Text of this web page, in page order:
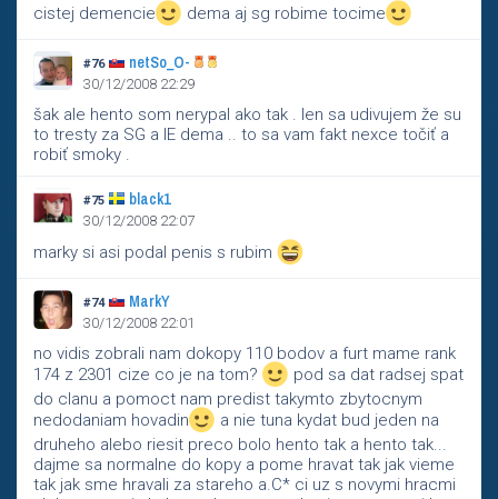
cistej demencie
dema aj sg robime tocime
#76 netSo_O-
30/12/2008 22:29
šak ale hento som nerypal ako tak . len sa udivujem že su
to tresty za SG a IE dema .. to sa vam fakt nexce točiť a
robiť smoky .
#75 black1
30/12/2008 22:07
marky si asi podal penis s rubim
#74 MarkY
30/12/2008 22:01
no vidis zobrali nam dokopy 110 bodov a furt mame rank
174 z 2301 cize co je na tom?
pod sa dat radsej spat
do clanu a pomoct nam predist takymto zbytocnym
nedodaniam hovadin
a nie tuna kydat bud jeden na
druheho alebo riesit preco bolo hento tak a hento tak...
dajme sa normalne do kopy a pome hravat tak jak vieme
tak jak sme hravali za stareho a.C* ci uz s novymi hracmi